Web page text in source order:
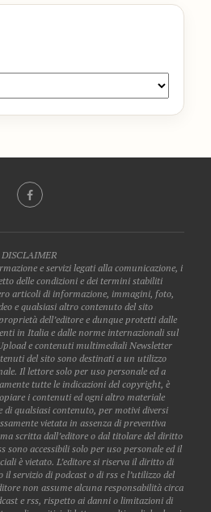
DISCLAIMER
e servizi legati alla comunicazione, i
delle condizioni e dei termini stabiliti
articoli di informazione, immagini, foto,
e qualsiasi altro contenuto del sito
dell’editore e dunque protetti dalle
in Italia e dalle norme internazionali sul
e contenuti multimediali Newsletter
del sito sono destinati a un utilizzo
Il lettore solo per uso personale ed a
tutte le indicazioni del copyright, è
i contenuti ed ogni altro materiale
di qualsiasi contenuto, per motivi diversi
vietata in assenza di preventiva
scritta dall’editore o dal titolare del diritto
sono accessibili solo per uso personale ed il
è vietato. L’editore si riserva il diritto di
il servizio di podcast o di rss e l’utilizzo del
non assume alcuna responsabilità circa
e rss, rispetto ai danni o limitazioni di